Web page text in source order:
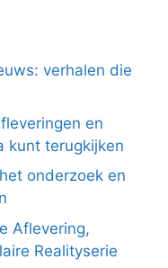
verhalen die
en
kunt terugkijken
onderzoek en
Aflevering,
Realityserie